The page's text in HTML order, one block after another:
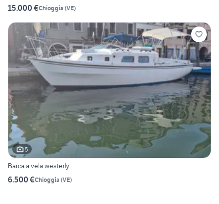
15.000 €Chioggia (VE)
5
Barca a vela westerly
6.500 €Chioggia (VE)